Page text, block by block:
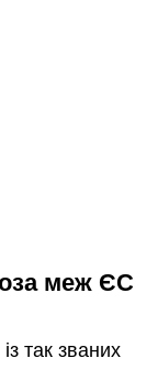
меж ЄС
так званих